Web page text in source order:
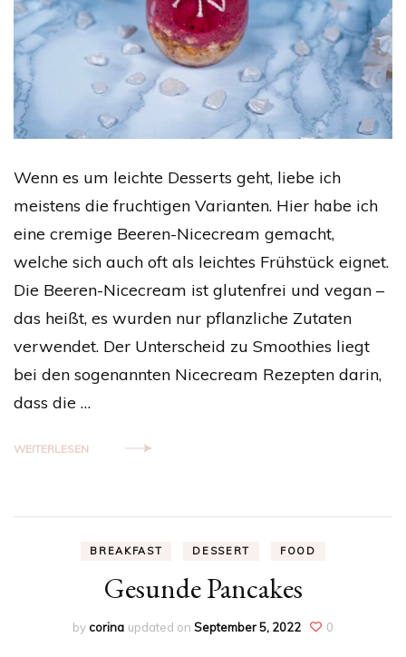
Wenn es um leichte Desserts geht, liebe ich
meistens die fruchtigen Varianten. Hier habe ich
eine cremige Beeren-Nicecream gemacht,
welche sich auch oft als leichtes Frühstück eignet.
Die Beeren-Nicecream ist glutenfrei und vegan –
das heißt, es wurden nur pflanzliche Zutaten
verwendet. Der Unterscheid zu Smoothies liegt
bei den sogenannten Nicecream Rezepten darin,
dass die …
WEITERLESEN
BREAKFAST DESSERT FOOD
Gesunde Pancakes
by corina updated on September 5, 2022 0